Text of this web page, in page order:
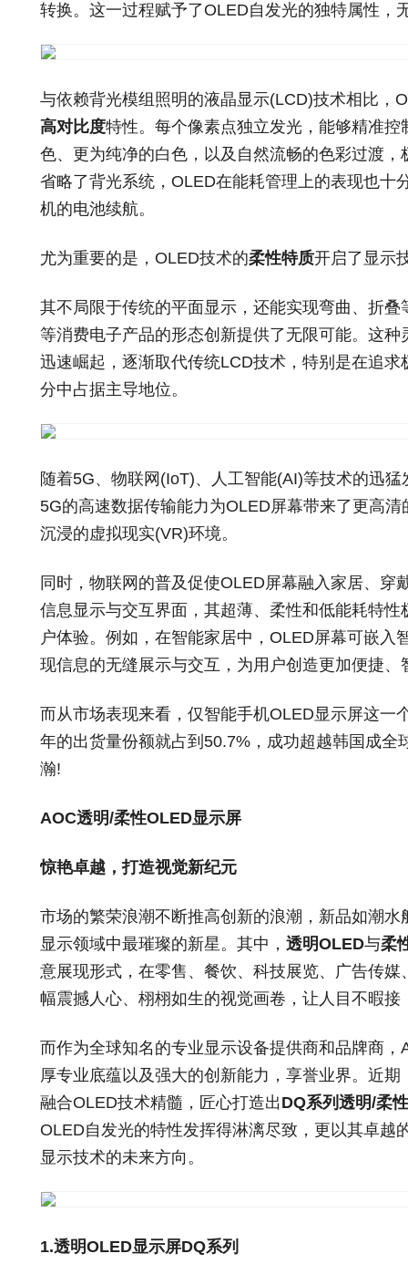
转换。这一过程赋予了OLED自发光的独特属性，
与依赖背光模组照明的液晶显示(LCD)技术相比，
高对比度特性。每个像素点独立发光，能够精准
色、更为纯净的白色，以及自然流畅的色彩过渡
省略了背光系统，OLED在能耗管理上的表现也十
机的电池续航。
尤为重要的是，OLED技术的柔性特质开启了显示
其不局限于传统的平面显示，还能实现弯曲、折
等消费电子产品的形态创新提供了无限可能。这种
迅速崛起，逐渐取代传统LCD技术，特别是在追
分中占据主导地位。
随着5G、物联网(IoT)、人工智能(AI)等技术的迅
5G的高速数据传输能力为OLED屏幕带来了更高
沉浸的虚拟现实(VR)环境。
同时，物联网的普及促使OLED屏幕融入家居、穿
信息显示与交互界面，其超薄、柔性和低能耗特
户体验。例如，在智能家居中，OLED屏幕可嵌入
现信息的无缝展示与交互，为用户创造更加便捷、
而从市场表现来看，仅智能手机OLED显示屏这一
年的出货量份额就占到50.7%，成功超越韩国成全
瀚!
AOC透明/柔性OLED显示屏
惊艳卓越，打造视觉新纪元
市场的繁荣浪潮不断推高创新的浪潮，新品如潮
显示领域中最璀璨的新星。其中， 透明OLED与柔
意展现形式，在零售、餐饮、科技展览、广告传
幅震撼人心、栩栩如生的视觉画卷，让人目不暇接
而作为全球知名的专业显示设备提供商和品牌商
厚专业底蕴以及强大的创新能力，享誉业界。近
融合OLED技术精髓，匠心打造出DQ系列透明/柔
OLED自发光的特性发挥得淋漓尽致，更以其卓越
显示技术的未来方向。
1.透明OLED显示屏DQ系列